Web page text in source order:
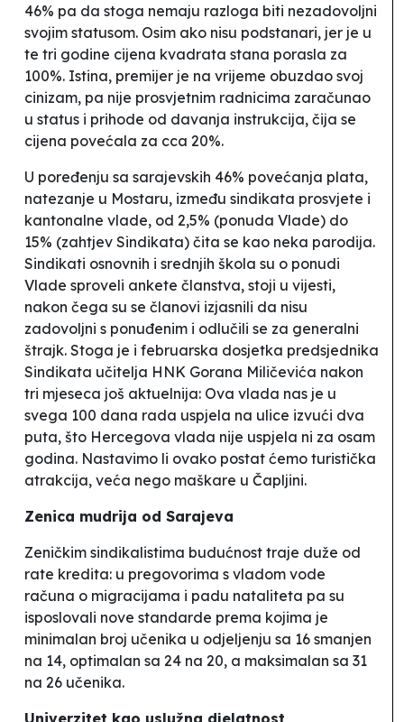
46% pa da stoga nemaju razloga biti nezadovoljni
svojim statusom. Osim ako nisu podstanari, jer je u
te tri godine cijena kvadrata stana porasla za
100%. Istina, premijer je na vrijeme obuzdao svoj
cinizam, pa nije prosvjetnim radnicima zaračunao
u status i prihode od davanja instrukcija, čija se
cijena povećala za cca 20%.
U poređenju sa sarajevskih 46% povećanja plata,
natezanje u Mostaru, između sindikata prosvjete i
kantonalne vlade, od 2,5% (ponuda Vlade) do
15% (zahtjev Sindikata) čita se kao neka parodija.
Sindikati osnovnih i srednjih škola su o ponudi
Vlade sproveli ankete članstva, stoji u vijesti,
nakon čega su se članovi izjasnili da nisu
zadovoljni s ponuđenim i odlučili se za generalni
štrajk. Stoga je i februarska dosjetka predsjednika
Sindikata učitelja HNK Gorana Miličevića nakon
tri mjeseca još aktuelnija: Ova vlada nas je u
svega 100 dana rada uspjela na ulice izvući dva
puta, što Hercegova vlada nije uspjela ni za osam
godina. Nastavimo li ovako postat ćemo turistička
atrakcija, veća nego maškare u Čapljini.
Zenica mudrija od Sarajeva
Zeničkim sindikalistima budućnost traje duže od
rate kredita: u pregovorima s vladom vode
računa o migracijama i padu nataliteta pa su
isposlovali nove standarde prema kojima je
minimalan broj učenika u odjeljenju sa 16 smanjen
na 14, optimalan sa 24 na 20, a maksimalan sa 31
na 26 učenika.